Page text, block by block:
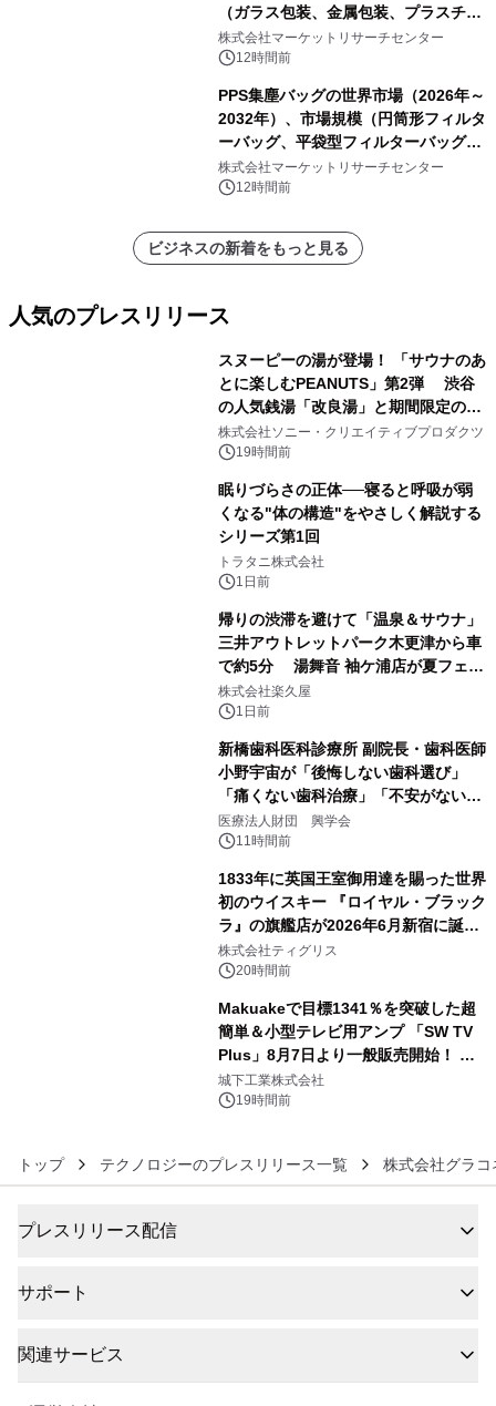
（ガラス包装、金属包装、プラスチッ
ク包装、その他）・分析レポートを発
表
株式会社マーケットリサーチセンター
12時間前
PPS集塵バッグの世界市場（2026年～
2032年）、市場規模（円筒形フィルタ
ーバッグ、平袋型フィルターバッグ、
プリーツフィルターバッグ、その
他）・分析レポートを発表
株式会社マーケットリサーチセンター
12時間前
ビジネスの新着をもっと見る
人気のプレスリリース
スヌーピーの湯が登場！ 「サウナのあ
とに楽しむPEANUTS」第2弾 渋谷
の人気銭湯「改良湯」と期間限定のコ
ラボレーション サウナイキタイコラ
ボグッズも発売決定！
株式会社ソニー・クリエイティブプロダクツ
19時間前
眠りづらさの正体──寝ると呼吸が弱
くなる"体の構造"をやさしく解説する
シリーズ第1回
トラタニ株式会社
1日前
帰りの渋滞を避けて「温泉＆サウナ」
三井アウトレットパーク木更津から車
で約5分 湯舞音 袖ケ浦店が夏フェア
メニューを提供
株式会社楽久屋
1日前
新橋歯科医科診療所 副院長・歯科医師
小野宇宙が「後悔しない歯科選び」
「痛くない歯科治療」「不安がない治
療計画」をテーマに専門監修
医療法人財団 興学会
11時間前
1833年に英国王室御用達を賜った世界
初のウイスキー 『ロイヤル・ブラック
ラ』の旗艦店が2026年6月新宿に誕
生 バカルディ ジャパンと連携した
没入型バー「BAR Arca」
株式会社ティグリス
20時間前
Makuakeで目標1341％を突破した超
簡単＆小型テレビ用アンプ 「SW TV
Plus」8月7日より一般販売開始！ ケ
ーブル1本つなぐだけ、テレビの音が
ぐっと豊かに
城下工業株式会社
19時間前
トップ テクノロジーのプレスリリース一覧 株式会社グラコ
プレスリリース配信
サポート
関連サービス